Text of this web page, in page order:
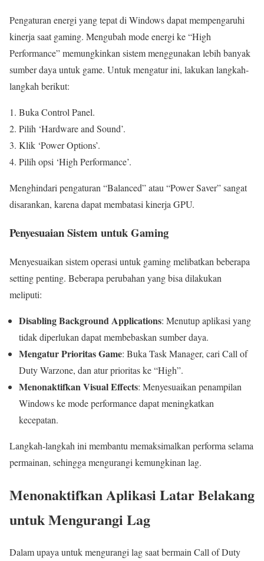
Pengaturan energi yang tepat di Windows dapat mempengaruhi
kinerja saat gaming. Mengubah mode energi ke “High
Performance” memungkinkan sistem menggunakan lebih banyak
sumber daya untuk game. Untuk mengatur ini, lakukan langkah-
langkah berikut:
Buka Control Panel.
Pilih ‘Hardware and Sound’.
Klik ‘Power Options’.
Pilih opsi ‘High Performance’.
Menghindari pengaturan “Balanced” atau “Power Saver” sangat
disarankan, karena dapat membatasi kinerja GPU.
Penyesuaian Sistem untuk Gaming
Menyesuaikan sistem operasi untuk gaming melibatkan beberapa
setting penting. Beberapa perubahan yang bisa dilakukan
meliputi:
Disabling Background Applications: Menutup aplikasi yang
tidak diperlukan dapat membebaskan sumber daya.
Mengatur Prioritas Game: Buka Task Manager, cari Call of
Duty Warzone, dan atur prioritas ke “High”.
Menonaktifkan Visual Effects: Menyesuaikan penampilan
Windows ke mode performance dapat meningkatkan
kecepatan.
Langkah-langkah ini membantu memaksimalkan performa selama
permainan, sehingga mengurangi kemungkinan lag.
Menonaktifkan Aplikasi Latar Belakang
untuk Mengurangi Lag
Dalam upaya untuk mengurangi lag saat bermain Call of Duty